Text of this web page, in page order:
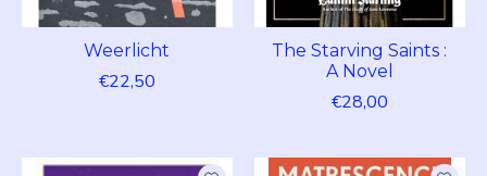
Weerlicht
€22,50
The Starving Saints :
A Novel
€28,00